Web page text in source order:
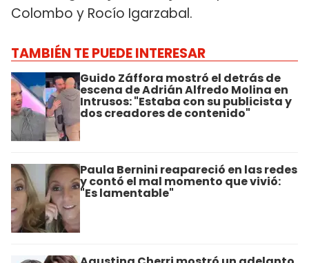
Colombo y Rocío Igarzabal.
TAMBIÉN TE PUEDE INTERESAR
Guido Záffora mostró el detrás de
escena de Adrián Alfredo Molina en
Intrusos: "Estaba con su publicista y
dos creadores de contenido"
Paula Bernini reapareció en las redes
y contó el mal momento que vivió:
"Es lamentable"